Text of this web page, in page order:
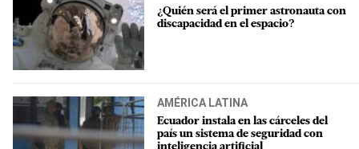
¿Quién será el primer astronauta con
discapacidad en el espacio?
AMÉRICA LATINA
Ecuador instala en las cárceles del
país un sistema de seguridad con